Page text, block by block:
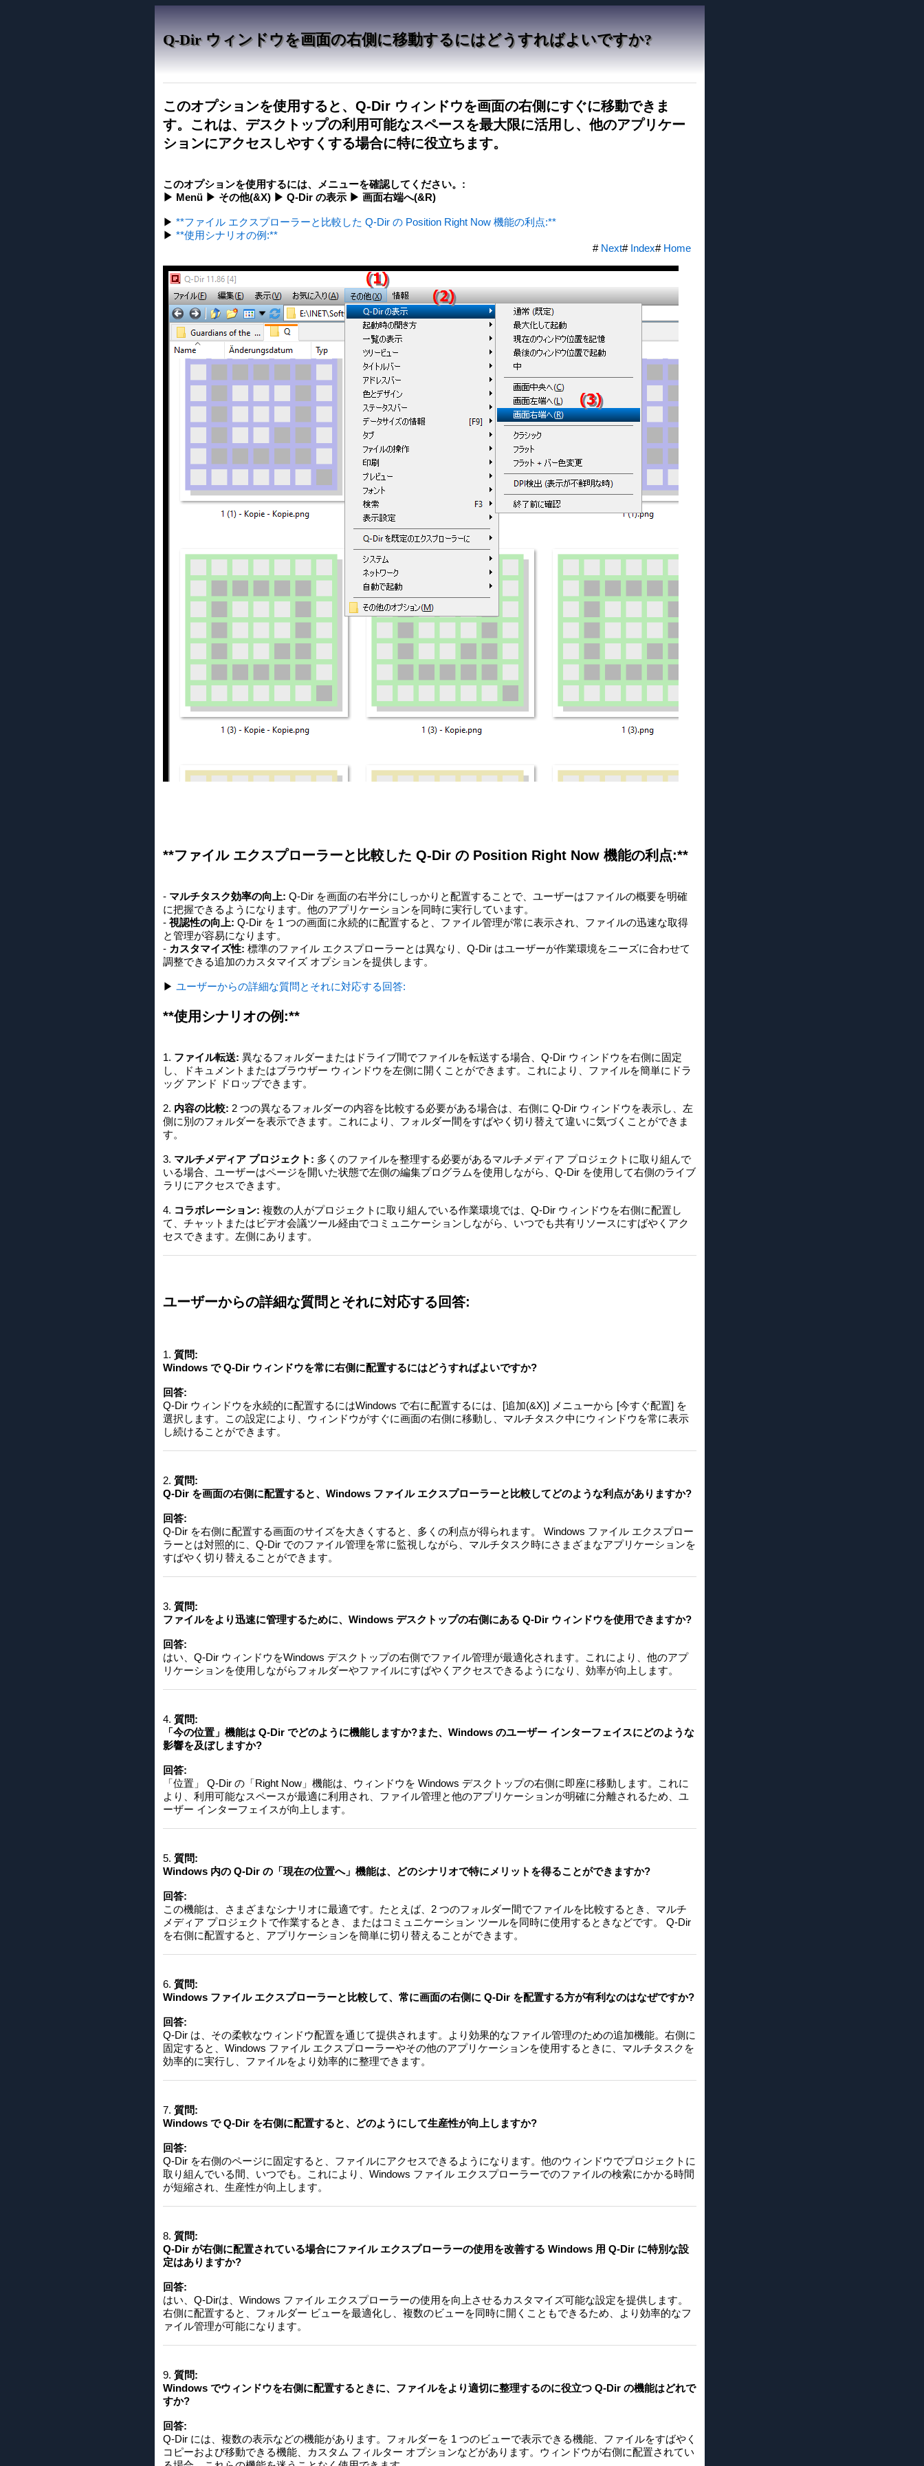
Q-Dir ウィンドウを画面の右側に移動するにはどうすればよいですか?
このオプションを使用すると、Q-Dir ウィンドウを画面の右側にすぐに移動できま
す。これは、デスクトップの利用可能なスペースを最大限に活用し、他のアプリケー
ションにアクセスしやすくする場合に特に役立ちます。
このオプションを使用するには、メニューを確認してください。:
▶ Menü ▶ その他(&X) ▶ Q-Dir の表示 ▶ 画面右端へ(&R)
▶ **ファイル エクスプローラーと比較した Q-Dir の Position Right Now 機能の利点:**
▶ **使用シナリオの例:**
# Next# Index# Home
**ファイル エクスプローラーと比較した Q-Dir の Position Right Now 機能の利点:**
- マルチタスク効率の向上: Q-Dir を画面の右半分にしっかりと配置することで、ユーザーはファイルの概要を明確
に把握できるようになります。他のアプリケーションを同時に実行しています。
- 視認性の向上: Q-Dir を 1 つの画面に永続的に配置すると、ファイル管理が常に表示され、ファイルの迅速な取得
と管理が容易になります。
- カスタマイズ性: 標準のファイル エクスプローラーとは異なり、Q-Dir はユーザーが作業環境をニーズに合わせて
調整できる追加のカスタマイズ オプションを提供します。
▶ ユーザーからの詳細な質問とそれに対応する回答:
**使用シナリオの例:**
1. ファイル転送: 異なるフォルダーまたはドライブ間でファイルを転送する場合、Q-Dir ウィンドウを右側に固定
し、ドキュメントまたはブラウザー ウィンドウを左側に開くことができます。これにより、ファイルを簡単にドラ
ッグ アンド ドロップできます。
2. 内容の比較: 2 つの異なるフォルダーの内容を比較する必要がある場合は、右側に Q-Dir ウィンドウを表示し、左
側に別のフォルダーを表示できます。これにより、フォルダー間をすばやく切り替えて違いに気づくことができま
す。
3. マルチメディア プロジェクト: 多くのファイルを整理する必要があるマルチメディア プロジェクトに取り組んで
いる場合、ユーザーはページを開いた状態で左側の編集プログラムを使用しながら、Q-Dir を使用して右側のライブ
ラリにアクセスできます。
4. コラボレーション: 複数の人がプロジェクトに取り組んでいる作業環境では、Q-Dir ウィンドウを右側に配置し
て、チャットまたはビデオ会議ツール経由でコミュニケーションしながら、いつでも共有リソースにすばやくアク
セスできます。左側にあります。
ユーザーからの詳細な質問とそれに対応する回答:
1. 質問:
Windows で Q-Dir ウィンドウを常に右側に配置するにはどうすればよいですか?
回答:
Q-Dir ウィンドウを永続的に配置するにはWindows で右に配置するには、[追加(&X)] メニューから [今すぐ配置] を
選択します。この設定により、ウィンドウがすぐに画面の右側に移動し、マルチタスク中にウィンドウを常に表示
し続けることができます。
2. 質問:
Q-Dir を画面の右側に配置すると、Windows ファイル エクスプローラーと比較してどのような利点がありますか?
回答:
Q-Dir を右側に配置する画面のサイズを大きくすると、多くの利点が得られます。 Windows ファイル エクスプロー
ラーとは対照的に、Q-Dir でのファイル管理を常に監視しながら、マルチタスク時にさまざまなアプリケーションを
すばやく切り替えることができます。
3. 質問:
ファイルをより迅速に管理するために、Windows デスクトップの右側にある Q-Dir ウィンドウを使用できますか?
回答:
はい、Q-Dir ウィンドウをWindows デスクトップの右側でファイル管理が最適化されます。これにより、他のアプ
リケーションを使用しながらフォルダーやファイルにすばやくアクセスできるようになり、効率が向上します。
4. 質問:
「今の位置」機能は Q-Dir でどのように機能しますか?また、Windows のユーザー インターフェイスにどのような
影響を及ぼしますか?
回答:
「位置」 Q-Dir の「Right Now」機能は、ウィンドウを Windows デスクトップの右側に即座に移動します。これに
より、利用可能なスペースが最適に利用され、ファイル管理と他のアプリケーションが明確に分離されるため、ユ
ーザー インターフェイスが向上します。
5. 質問:
Windows 内の Q-Dir の「現在の位置へ」機能は、どのシナリオで特にメリットを得ることができますか?
回答:
この機能は、さまざまなシナリオに最適です。たとえば、2 つのフォルダー間でファイルを比較するとき、マルチ
メディア プロジェクトで作業するとき、またはコミュニケーション ツールを同時に使用するときなどです。 Q-Dir
を右側に配置すると、アプリケーションを簡単に切り替えることができます。
6. 質問:
Windows ファイル エクスプローラーと比較して、常に画面の右側に Q-Dir を配置する方が有利なのはなぜですか?
回答:
Q-Dir は、その柔軟なウィンドウ配置を通じて提供されます。より効果的なファイル管理のための追加機能。右側に
固定すると、Windows ファイル エクスプローラーやその他のアプリケーションを使用するときに、マルチタスクを
効率的に実行し、ファイルをより効率的に整理できます。
7. 質問:
Windows で Q-Dir を右側に配置すると、どのようにして生産性が向上しますか?
回答:
Q-Dir を右側のページに固定すると、ファイルにアクセスできるようになります。他のウィンドウでプロジェクトに
取り組んでいる間、いつでも。これにより、Windows ファイル エクスプローラーでのファイルの検索にかかる時間
が短縮され、生産性が向上します。
8. 質問:
Q-Dir が右側に配置されている場合にファイル エクスプローラーの使用を改善する Windows 用 Q-Dir に特別な設
定はありますか?
回答:
はい、Q-Dirは、Windows ファイル エクスプローラーの使用を向上させるカスタマイズ可能な設定を提供します。
右側に配置すると、フォルダー ビューを最適化し、複数のビューを同時に開くこともできるため、より効率的なフ
ァイル管理が可能になります。
9. 質問:
Windows でウィンドウを右側に配置するときに、ファイルをより適切に整理するのに役立つ Q-Dir の機能はどれで
すか?
回答:
Q-Dir には、複数の表示などの機能があります。フォルダーを 1 つのビューで表示できる機能、ファイルをすばやく
コピーおよび移動できる機能、カスタム フィルター オプションなどがあります。ウィンドウが右側に配置されてい